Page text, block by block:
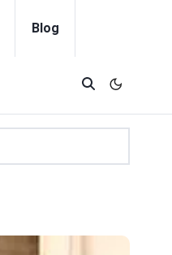
Blog